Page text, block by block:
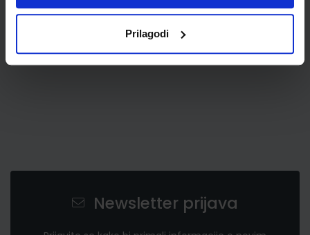
Prilagodi
Newsletter prijava